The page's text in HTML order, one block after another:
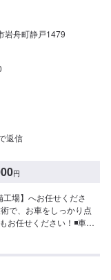
岩舟町静戸1479
返信
円
場】へお任せくださ
で、お車をしっかり点
お任せください！◾車の
ぞ！【1】オファーにて